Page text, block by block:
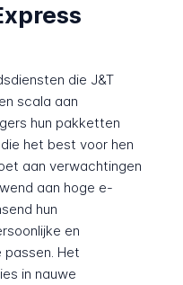
die J&T
scala aan
hun pakketten
het best voor hen
aan verwachtingen
aan hoge e-
hun
en
Het
in nauwe